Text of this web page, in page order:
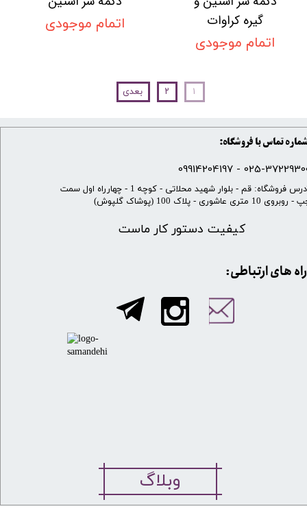
گیره کراوات
اتمام موجودی
اتمام موجودی
۱ ۲ بعدی
شماره تماس با فروشگاه:
025-37229300 -
کیفیت دستور کار ماست
​آدرس فروشگاه: قم - بلوار شهید محلاتی - کوچه 1 - چهارراه اول سمت
10 متری عاشوری - پلاک 100 (پوشاک گلپوش)
​​راه های ارتباطی:
وبلاگ